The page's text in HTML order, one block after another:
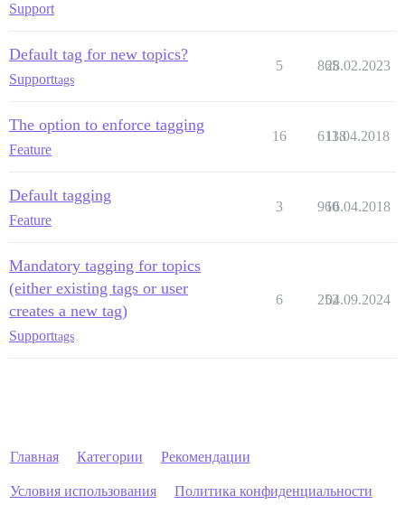
Support
Default tag for new topics?
Supporttags
5 865
28.02.2023
The option to enforce tagging
Feature
16 6138
11.04.2018
Default tagging
Feature
3 960
16.04.2018
Mandatory tagging for topics
(either existing tags or user
creates a new tag)
Supporttags
6 252
04.09.2024
Главная Категории Рекомендации
Условия использования Политика конфиденциальности